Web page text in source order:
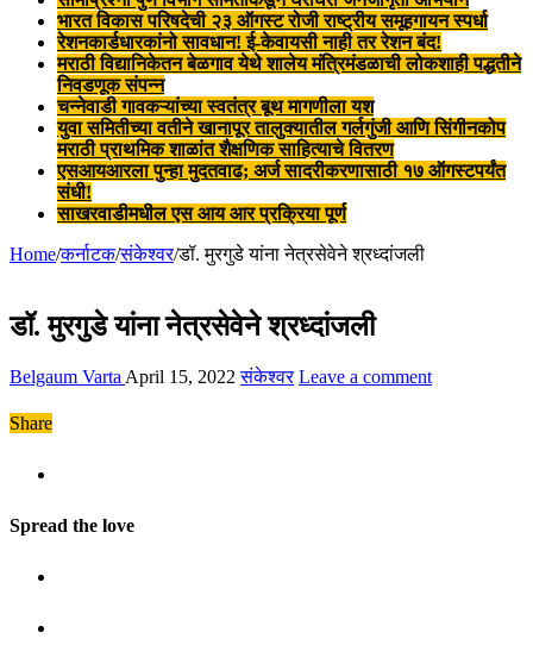
भारत विकास परिषदेची २३ ऑगस्ट रोजी राष्ट्रीय समूहगायन स्पर्धा
रेशनकार्डधारकांनो सावधान! ई-केवायसी नाही तर रेशन बंद!
मराठी विद्यानिकेतन बेळगाव येथे शालेय मंत्रिमंडळाची लोकशाही पद्धतीने
निवडणूक संपन्न
चन्नेवाडी गावकऱ्यांच्या स्वतंत्र बूथ मागणीला यश
युवा समितीच्या वतीने खानापूर तालुक्यातील गर्लगुंजी आणि सिंगीनकोप
मराठी प्राथमिक शाळांत शैक्षणिक साहित्याचे वितरण
एसआयआरला पुन्हा मुदतवाढ; अर्ज सादरीकरणासाठी १७ ऑगस्टपर्यंत
संधी!
साखरवाडीमधील एस आय आर प्रक्रिया पूर्ण
Home/कर्नाटक/संकेश्वर/डॉ. मुरगुडे यांना नेत्रसेवेने श्रध्दांजली
डॉ. मुरगुडे यांना नेत्रसेवेने श्रध्दांजली
Belgaum Varta April 15, 2022 संकेश्वर Leave a comment
Share
Spread the love